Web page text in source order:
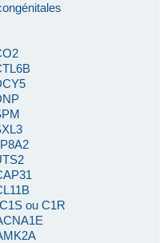
ou C1R